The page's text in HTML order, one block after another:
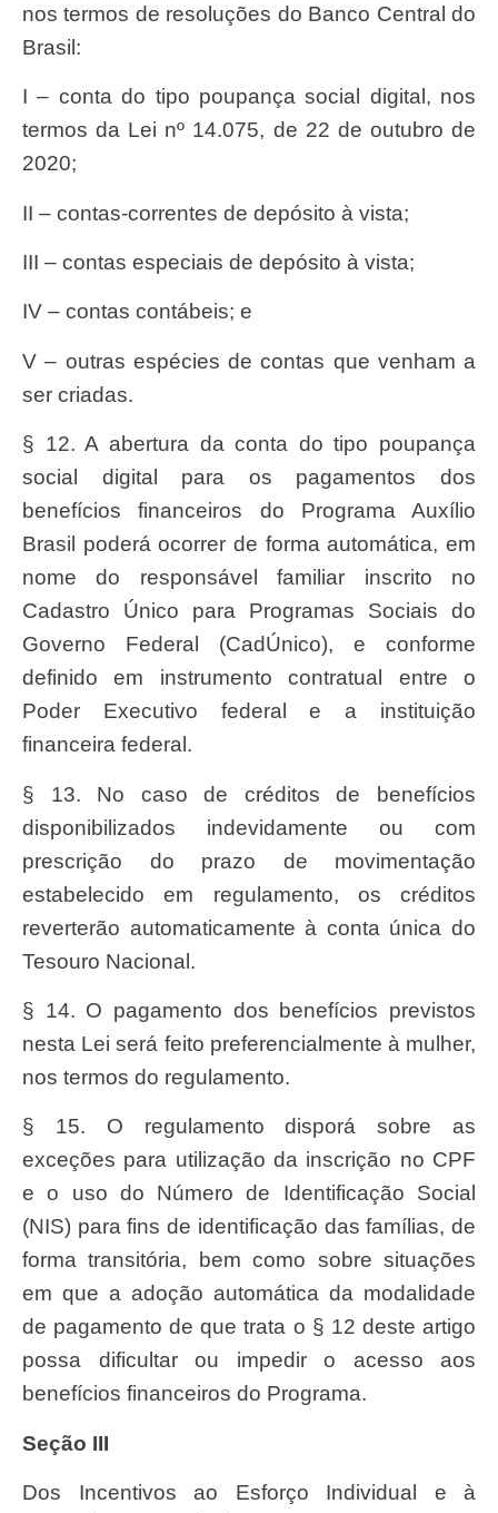
nos termos de resoluções do Banco Central do
Brasil:
I – conta do tipo poupança social digital, nos
termos da Lei nº 14.075, de 22 de outubro de
2020;
II – contas-correntes de depósito à vista;
III – contas especiais de depósito à vista;
IV – contas contábeis; e
V – outras espécies de contas que venham a
ser criadas.
§ 12. A abertura da conta do tipo poupança
social digital para os pagamentos dos
benefícios financeiros do Programa Auxílio
Brasil poderá ocorrer de forma automática, em
nome do responsável familiar inscrito no
Cadastro Único para Programas Sociais do
Governo Federal (CadÚnico), e conforme
definido em instrumento contratual entre o
Poder Executivo federal e a instituição
financeira federal.
§ 13. No caso de créditos de benefícios
disponibilizados indevidamente ou com
prescrição do prazo de movimentação
estabelecido em regulamento, os créditos
reverterão automaticamente à conta única do
Tesouro Nacional.
§ 14. O pagamento dos benefícios previstos
nesta Lei será feito preferencialmente à mulher,
nos termos do regulamento.
§ 15. O regulamento disporá sobre as
exceções para utilização da inscrição no CPF
e o uso do Número de Identificação Social
(NIS) para fins de identificação das famílias, de
forma transitória, bem como sobre situações
em que a adoção automática da modalidade
de pagamento de que trata o § 12 deste artigo
possa dificultar ou impedir o acesso aos
benefícios financeiros do Programa.
Seção III
Dos Incentivos ao Esforço Individual e à